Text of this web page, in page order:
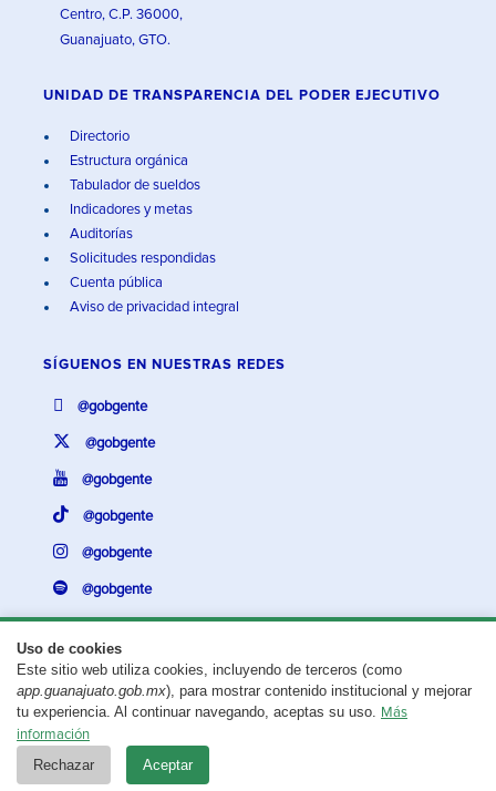
Uso de cookies
Este sitio web utiliza cookies, incluyendo de terceros (como
app.guanajuato.gob.mx), para mostrar contenido institucional y mejorar
tu experiencia. Al continuar navegando, aceptas su uso. Más
información
Rechazar Aceptar
Centro, C.P. 36000,
Guanajuato, GTO.
UNIDAD DE TRANSPARENCIA DEL PODER EJECUTIVO
Directorio
Estructura orgánica
Tabulador de sueldos
Indicadores y metas
Auditorías
Solicitudes respondidas
Cuenta pública
Aviso de privacidad integral
SÍGUENOS EN NUESTRAS REDES
@gobgente
@gobgente
@gobgente
@gobgente
@gobgente
@gobgente
¿Existe algún problema con esta página?Repórtalo aquí.
Aviso legal